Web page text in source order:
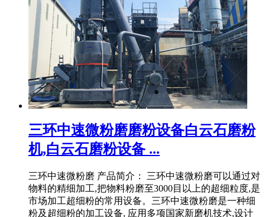
三环中速微粉磨磨粉设备白云石磨粉
机,白云石磨粉设备 ...
三环中速微粉磨 产品简介： 三环中速微粉磨可以通过对
物料的精细加工,把物料粉磨至3000目以上的超细粒度,是
市场加工超细粉的常用设备。三环中速微粉磨是一种细
粉及超细粉的加工设备, 应用多项国家新磨机技术,设计